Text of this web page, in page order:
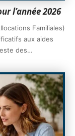
l’année 2026
Familiales)
aux aides
des…